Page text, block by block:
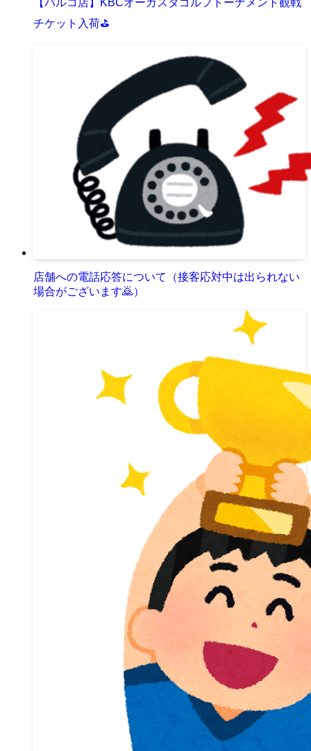
チケット入荷⛳
店舗への電話応答について（接客応対中は出られない
場合がございます🙇）